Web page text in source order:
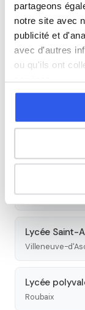
partageons
notre site avec
publicité et
avec d'autres
ou qu'ils ont
services.
Tous les
Découvrez
cours à Lille →
Autres
Campus
Lycée
Valenciennes
Lycée Saint-
Villeneuve-
Lycée
Roubaix